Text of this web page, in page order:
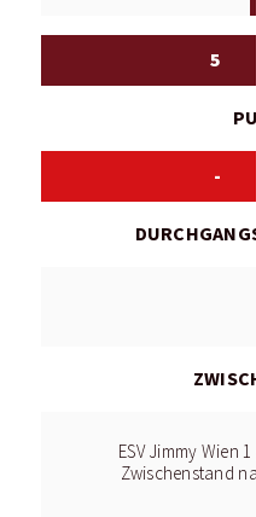
5
-
ESV Jimmy Wien
Zwischenstand